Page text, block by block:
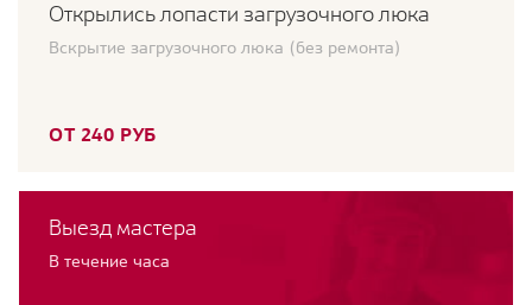
Открылись лопасти загрузочного люка
Вскрытие загрузочного люка (без ремонта)
ОТ 240 РУБ
Выезд мастера
В течение часа